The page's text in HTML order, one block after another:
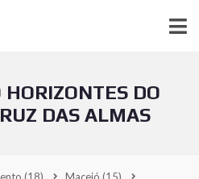
DO
DAS ALMAS